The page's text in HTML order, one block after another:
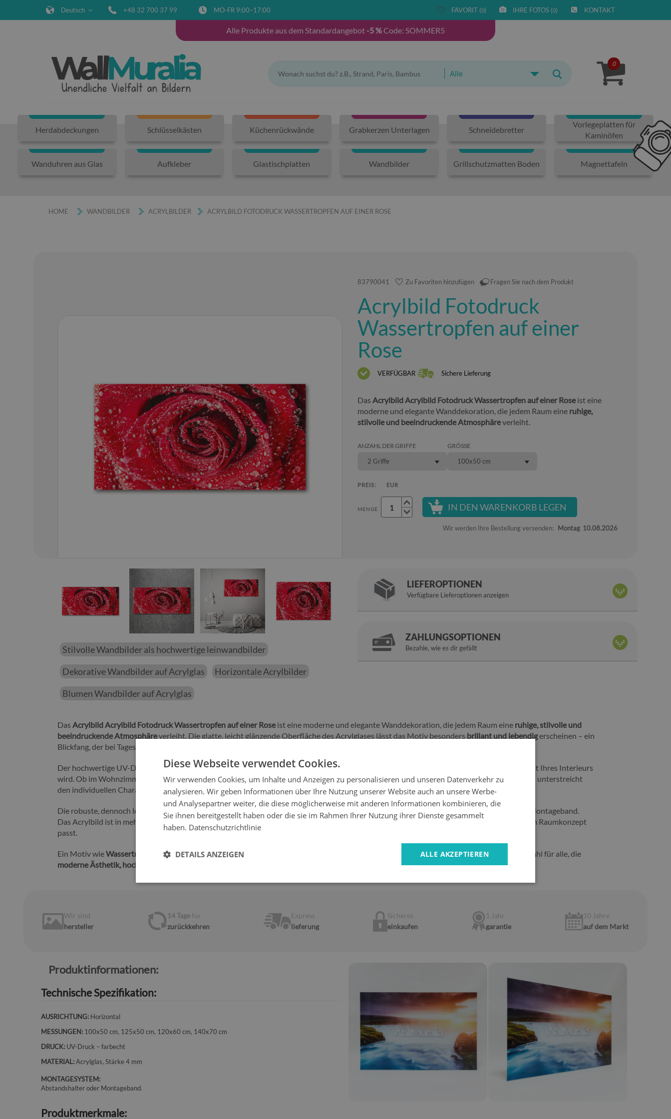
Deutsch +48 32 700 37 99 MO-FR 9:00–17:00 FAVORIT (0) IHRE FOTOS (0) KONTAKT
Alle Produkte aus dem Standardangebot -5 %Code: SOMMER5
Alle
0
Herdabdeckungen Schlüsselkästen Küchenrückwände Grabkerzen Unterlagen Schneidebretter
Vorlegeplatten für
Kaminöfen
Wanduhren aus Glas Aufkleber Glastischplatten Wandbilder Grillschutzmatten Boden Magnettafeln
HOME WANDBILDER ACRYLBILDER ACRYLBILD FOTODRUCK WASSERTROPFEN AUF EINER ROSE
01 / 12
83790041 Zu Favoriten hinzufügen Fragen Sie nach dem Produkt
Acrylbild Fotodruck
Wassertropfen auf einer
Rose
VERFÜGBAR Sichere Lieferung
DasAcrylbild Acrylbild Fotodruck Wassertropfen auf einer Roseist eine
moderne und elegante Wanddekoration, die jedem Raum eine ruhige,
stilvolle und beeindruckende Atmosphäreverleiht.
ANZAHL DER GRIFFE
2 Griffe
GRÖSSE
100x50 cm
PREIS: EUR
MENGE IN DEN WARENKORB LEGEN
Wir werden Ihre Bestellung versenden: Montag 10.08.2026
Stilvolle Wandbilder als hochwertige leinwandbilder
Dekorative Wandbilder auf Acrylglas
Horizontale Acrylbilder
Blumen Wandbilder auf Acrylglas
DasAcrylbild Acrylbild Fotodruck Wassertropfen auf einer Roseist eine moderne und elegante Wanddekoration, die jedem Raum eine ruhige, stilvolle und
beeindruckende Atmosphäreverleiht. Die glatte, leicht glänzende Oberfläche des Acrylglases lässt das Motiv besonders brillant und lebendigerscheinen – ein
Blickfang, der bei Tageslicht ebenso wie bei künstlicher Beleuchtung sofort ins Auge fällt.
Der hochwertige UV-Druck sorgt fürklare Details, tiefe Kontraste und intensive, langlebige Farben
, sodass das Bild zu einem echten Highlight Ihres Interieurs
wird. Ob im Wohnzimmer, Schlafzimmer, Büro oder in großzügigen, modernen Räumen – dieses Acrylbild setzt einendekorativen Akzent
und unterstreicht
den individuellen Charakter Ihrer Einrichtung.
Die robuste, dennoch leichte Acrylplatte ermöglicht eine einfache und sichere Montage , beispielsweise mit Distanzhaltern oder speziellem Montageband.
Das Acrylbild ist in mehreren Größen erhältlich, sodass Sie genau die Variante auswählen können, die optimal zu Ihrer Wandfläche und Ihrem Raumkonzept
passt.
Ein Motiv wieWassertropfen auf einer RosebringtRuhe, Weite und eine inspirierende Stimmung
in Ihr Zuhause. Dieses Bild ist die ideale Wahl für alle, die
moderne Ästhetik, hochwertige Verarbeitung und dauerhafte Ausdruckskraft
in einem einzigen Deko-Element suchen.
LIEFEROPTIONEN
Verfügbare Lieferoptionen anzeigen
ZAHLUNGSOPTIONEN
Bezahle, wie es dir gefällt
Wir sind
hersteller
14 Tagefür
zurückkehren
Express
lieferung
Sicheres
einkaufen
1 Jahr
garantie
10 Jahre
auf dem Markt
Produktinformationen:
Technische Spezifikation:
AUSRICHTUNG: Horizontal
MESSUNGEN: 100x50 cm, 125x50 cm, 120x60 cm, 140x70 cm
DRUCK: UV-Druck – farbecht
MATERIAL:Acrylglas, Stärke 4 mm
MONTAGESYSTEM:
Abstandshalter oder Montageband.
Produktmerkmale:
Diese Webseite verwendet Cookies.
Wir verwenden Cookies, um Inhalte und Anzeigen zu personalisieren und unseren Datenverkehr zu
analysieren. Wir geben Informationen über Ihre Nutzung unserer Website auch an unsere Werbe-
und Analysepartner weiter, die diese möglicherweise mit anderen Informationen kombinieren, die
Sie ihnen bereitgestellt haben oder die sie im Rahmen Ihrer Nutzung ihrer Dienste gesammelt
haben. Datenschutzrichtlinie
ALLE AKZEPTIEREN
DETAILS ANZEIGEN